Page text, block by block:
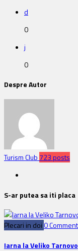
d
0
j
0
Despre Autor
Turism Club 723 posts
S-ar putea sa iti placa
Plecari in doi0
Iarna la Veliko Tarnovo